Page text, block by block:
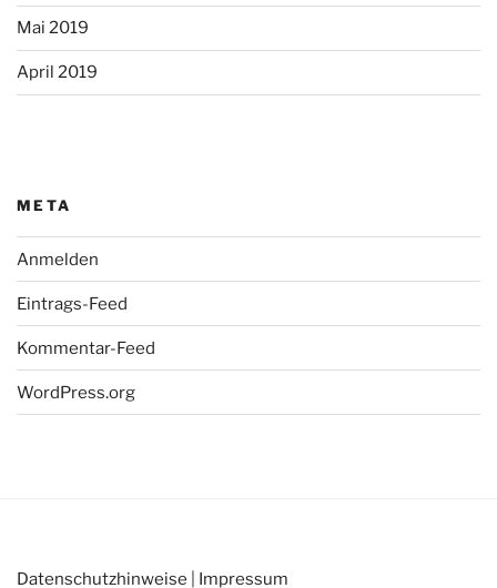
Mai 2019
April 2019
META
Anmelden
Eintrags-Feed
Kommentar-Feed
WordPress.org
Datenschutzhinweise Impressum